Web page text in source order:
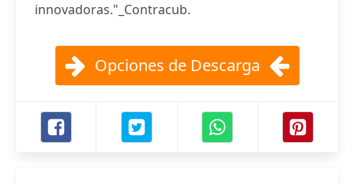
innovadoras."_Contracub.
Opciones de Descarga